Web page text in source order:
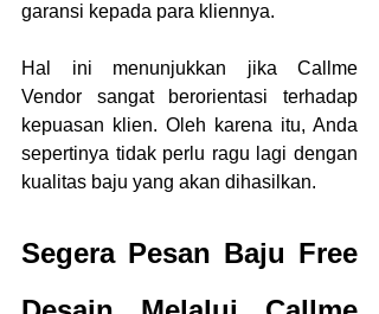
garansi kepada para kliennya.
Hal ini menunjukkan jika Callme
Vendor sangat berorientasi terhadap
kepuasan klien. Oleh karena itu, Anda
sepertinya tidak perlu ragu lagi dengan
kualitas baju yang akan dihasilkan.
Segera Pesan Baju Free